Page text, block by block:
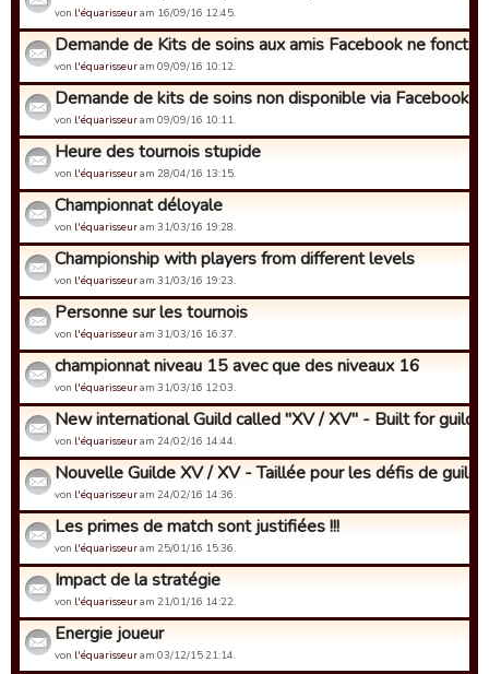
von l'équarisseuram 16/09/16 12:45.
Demande de Kits de soins aux amis Facebook ne
von l'équarisseuram 09/09/16 10:12.
Demande de kits de soins non disponible via Facebook
von l'équarisseuram 09/09/16 10:11.
Heure des tournois stupide
von l'équarisseuram 28/04/16 13:15.
Championnat déloyale
von l'équarisseuram 31/03/16 19:28.
Championship with players from different levels
von l'équarisseuram 31/03/16 19:23.
Personne sur les tournois
von l'équarisseuram 31/03/16 16:37.
championnat niveau 15 avec que des niveaux 16
von l'équarisseuram 31/03/16 12:03.
New international Guild called "XV / XV" - Built for guild
von l'équarisseuram 24/02/16 14:44.
Nouvelle Guilde XV / XV - Taillée pour les défis de guilde
von l'équarisseuram 24/02/16 14:36.
Les primes de match sont justifiées !!!
von l'équarisseuram 25/01/16 15:36.
Impact de la stratégie
von l'équarisseuram 21/01/16 14:22.
Energie joueur
von l'équarisseuram 03/12/15 21:14.